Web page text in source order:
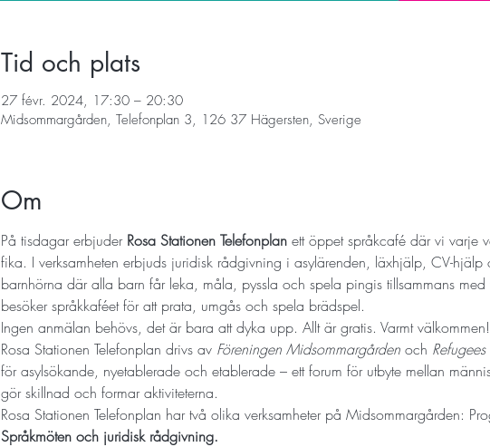
Tid och plats
27 févr. 2024, 17:30 – 20:30
Midsommargården, Telefonplan 3, 126 37 Hägersten, Sverige
Om
På tisdagar erbjuder Rosa Stationen Telefonplan ett öppet språkcafé där vi varje
fika. I verksamheten erbjuds juridisk rådgivning i asylärenden, läxhjälp, CV-
barnhörna där alla barn får leka, måla, pyssla och spela pingis tillsammans
besöker språkkaféet för att prata, umgås och spela brädspel.
Ingen anmälan behövs, det är bara att dyka upp. Allt är gratis. Varmt välkommen!
Rosa Stationen Telefonplan drivs av Föreningen Midsommargården och
för asylsökande, nyetablerade och etablerade – ett forum för utbyte mellan
gör skillnad och formar aktiviteterna.
Rosa Stationen Telefonplan har två olika verksamheter på Midsommargården:
Språkmöten och juridisk rådgivning.